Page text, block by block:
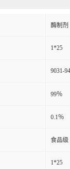
酶制剂
1*25
9031-
99％
0.1％
食品级
1*25